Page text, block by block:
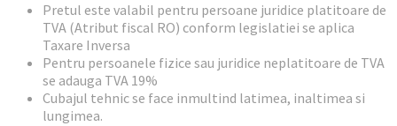
Pretul este valabil pentru persoane juridice platitoare de
TVA (Atribut fiscal RO) conform legislatiei se aplica
Taxare Inversa
Pentru persoanele fizice sau juridice neplatitoare de TVA
se adauga TVA 19%
Cubajul tehnic se face inmultind latimea, inaltimea si
lungimea.